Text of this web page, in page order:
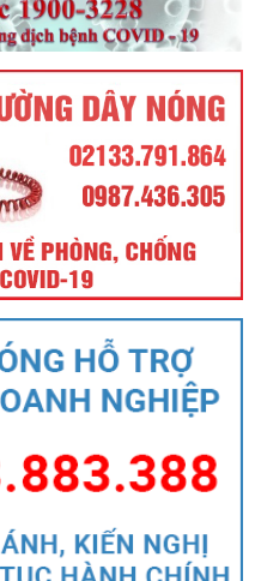
hỗ trợ, tái định cư khi